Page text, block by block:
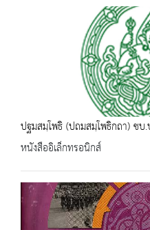
ปฐมสมฺโพธิ (ปถมสมฺโพธิกถา) ช
หนังสืออิเล็กทรอนิกส์